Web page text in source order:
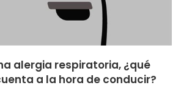
alergia respiratoria, ¿qué
a la hora de conducir?